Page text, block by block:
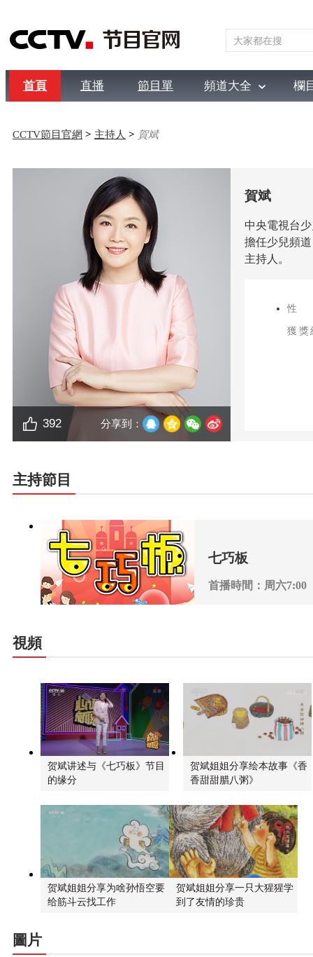
首頁 直播 節目單 頻道大全 欄
綜合 新聞 財經 綜藝
CCTV節目官網 > 主持人 > 賀斌
392 分享到：
賀斌
中央電視台
擔任少兒頻
主持人。
性
獲獎
主持節目
七巧板
首播時間：周六7:00
視頻
贺斌讲述与《七巧板》节目
的缘分
贺斌姐姐分享绘本故事《香
香甜甜腊八粥》
贺斌姐姐分享为啥孙悟空要
给筋斗云找工作
贺斌姐姐分享一只大猩猩学
到了友情的珍贵
圖片